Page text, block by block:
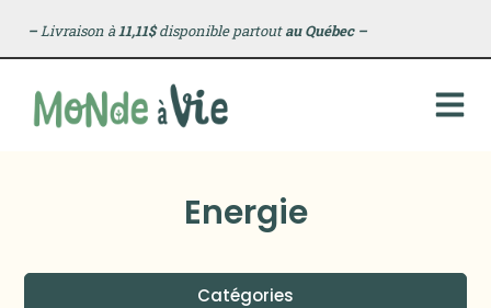
–Livraison à11,11$disponible partoutau Québec –
Energie
Catégories